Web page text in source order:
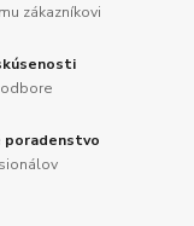
zákazníkovi
poradenstvo